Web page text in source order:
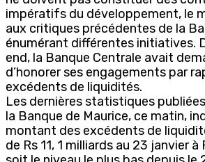
impératifs du développement, le
aux critiques précédentes de la
énumérant différentes initiatives.
end, la Banque Centrale avait
d’honorer ses engagements par
excédents de liquidités.
Les dernières statistiques
la Banque de Maurice, ce matin,
montant des excédents de
de Rs 11, 1 milliards au 23 janvier à